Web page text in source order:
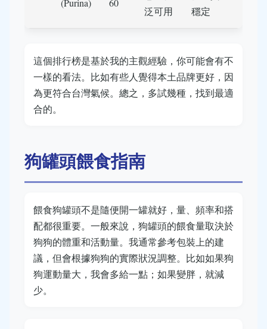
(Purina) 60
泛可用
穩定
這個排行榜是基於我的主觀經驗，你可能會有不
一樣的看法。比如有些人覺得本土品牌更好，因
為更符合台灣氣候。總之，多試幾種，找到最適
合的。
狗罐頭餵食指南
餵食狗罐頭不是隨便開一罐就好，量、頻率和搭
配都很重要。一般來說，狗罐頭的餵食量取決於
狗狗的體重和活動量。我通常參考包裝上的建
議，但會根據狗狗的實際狀況調整。比如如果狗
狗運動量大，我會多給一點；如果變胖，就減
少。